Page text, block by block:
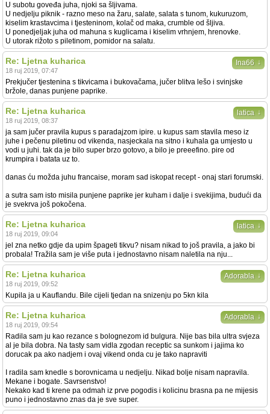
U subotu goveđa juha, njoki sa šljivama.
U nedjelju piknik - razno meso na žaru, salate, salata s tunom, kukuruzom,
kiselim krastavcima i tjesteninom, kolač od maka, crumble od šljiva.
U ponedjeljak juha od mahuna s kuglicama i kiselim vrhnjem, hrenovke.
U utorak rižoto s piletinom, pomidor na salatu.
Ina66 ↓
Re: Ljetna kuharica
18 ruj 2019, 07:47
Prekjučer tjestenina s tikvicama i bukovačama, jučer blitva lešo i svinjske
bržole, danas punjene paprike.
latica ↓
Re: Ljetna kuharica
18 ruj 2019, 08:37
ja sam jučer pravila kupus s paradajzom ipire. u kupus sam stavila meso iz
juhe i pečenu piletinu od vikenda, nasjeckala na sitno i kuhala ga umjesto u
vodi u juhi. tak da je bilo super brzo gotovo, a bilo je preeefino. pire od
krumpira i batata uz to.
danas ću možda juhu francaise, moram sad iskopat recept - onaj stari forumski.
a sutra sam isto misila punjene paprike jer kuham i dalje i svekijima, budući da
je svekrva još pokočena.
latica ↓
Re: Ljetna kuharica
18 ruj 2019, 09:04
jel zna netko gdje da upim špageti tikvu? nisam nikad to još pravila, a jako bi
probala! Tražila sam je više puta i jednostavno nisam naletila na nju...
Adorabla ↓
Re: Ljetna kuharica
18 ruj 2019, 09:52
Kupila ja u Kauflandu. Bile cijeli tjedan na snizenju po 5kn kila
Adorabla ↓
Re: Ljetna kuharica
18 ruj 2019, 09:54
Radila sam ju kao rezance s bolognezom id bulgura. Nije bas bila ultra svjeza
al je bila dobra. Na tasty sam vidla zgodan receptic sa sunkom i jajima ko
dorucak pa ako nadjem i ovaj vikend onda cu je tako napraviti
I radila sam knedle s borovnicama u nedjelju. Nikad bolje nisam napravila.
Mekane i bogate. Savrsenstvo!
Nekako kad ti krene pa odmah iz prve pogodis i kolicinu brasna pa ne mijesis
puno i jednostavno znas da je sve super.